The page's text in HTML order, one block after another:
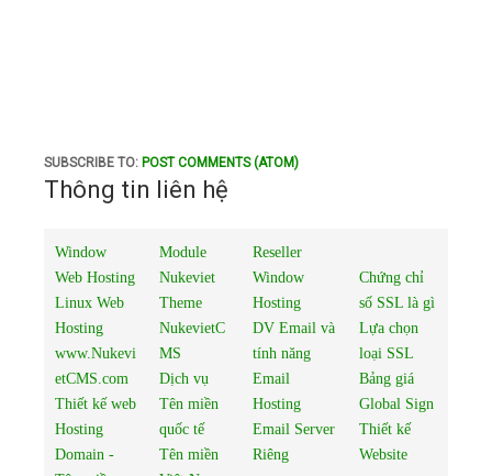
SUBSCRIBE TO: POST COMMENTS (ATOM)
Thông tin liên hệ
Window
Web Hosting
Linux Web
Hosting
www.Nukevi
etCMS.com
Thiết kế web
Hosting
Domain -
Module
Nukeviet
Theme
NukevietC
MS
Dịch vụ
Tên miền
quốc tế
Tên miền
Reseller
Window
Hosting
DV Email và
tính năng
Email
Hosting
Email Server
Riêng
Chứng chỉ
số SSL là gì
Lựa chọn
loại SSL
Bảng giá
Global Sign
Thiết kế
Website